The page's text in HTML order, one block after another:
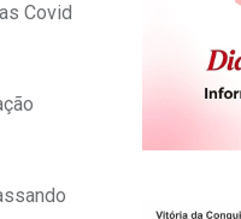
Covid